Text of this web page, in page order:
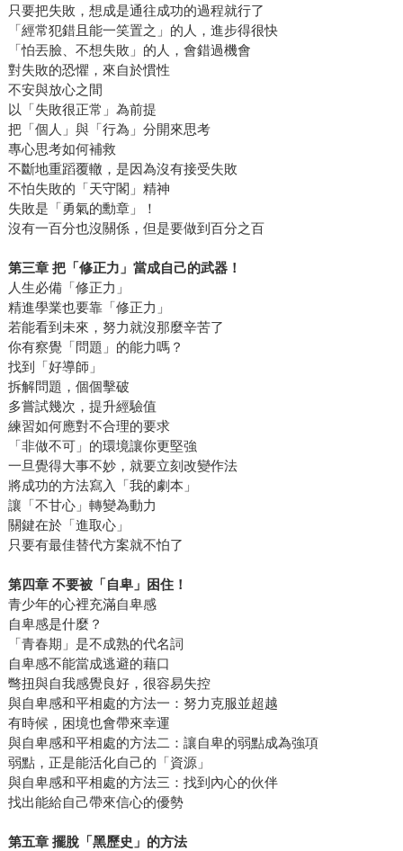
只要把失敗，想成是通往成功的過程就行了
「經常犯錯且能一笑置之」的人，進步得很快
「怕丟臉、不想失敗」的人，會錯過機會
對失敗的恐懼，來自於慣性
不安與放心之間
以「失敗很正常」為前提
把「個人」與「行為」分開來思考
專心思考如何補救
不斷地重蹈覆轍，是因為沒有接受失敗
不怕失敗的「天守閣」精神
失敗是「勇氣的勳章」！
沒有一百分也沒關係，但是要做到百分之百
第三章 把「修正力」當成自己的武器！
人生必備「修正力」
精進學業也要靠「修正力」
若能看到未來，努力就沒那麼辛苦了
你有察覺「問題」的能力嗎？
找到「好導師」
拆解問題，個個擊破
多嘗試幾次，提升經驗值
練習如何應對不合理的要求
「非做不可」的環境讓你更堅強
一旦覺得大事不妙，就要立刻改變作法
將成功的方法寫入「我的劇本」
讓「不甘心」轉變為動力
關鍵在於「進取心」
只要有最佳替代方案就不怕了
第四章 不要被「自卑」困住！
青少年的心裡充滿自卑感
自卑感是什麼？
「青春期」是不成熟的代名詞
自卑感不能當成逃避的藉口
彆扭與自我感覺良好，很容易失控
與自卑感和平相處的方法一：努力克服並超越
有時候，困境也會帶來幸運
與自卑感和平相處的方法二：讓自卑的弱點成為強項
弱點，正是能活化自己的「資源」
與自卑感和平相處的方法三：找到內心的伙伴
找出能給自己帶來信心的優勢
第五章 擺脫「黑歷史」的方法